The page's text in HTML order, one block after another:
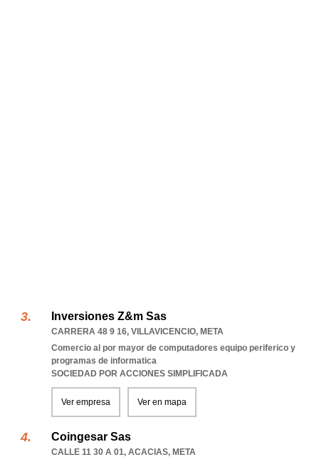
Inversiones Z&m Sas
CARRERA 48 9 16, VILLAVICENCIO, META
Comercio al por mayor de computadores equipo periferico y
programas de informatica
SOCIEDAD POR ACCIONES SIMPLIFICADA
Ver empresa Ver en mapa
Coingesar Sas
CALLE 11 30 A 01, ACACIAS, META